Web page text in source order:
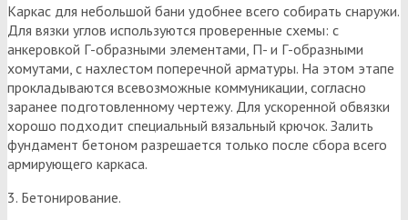
Каркас для небольшой бани удобнее всего собирать снаружи.
Для вязки углов используются проверенные схемы: с
анкеровкой Г-образными элементами, П- и Г-образными
хомутами, с нахлестом поперечной арматуры. На этом этапе
прокладываются всевозможные коммуникации, согласно
заранее подготовленному чертежу. Для ускоренной обвязки
хорошо подходит специальный вязальный крючок. Залить
фундамент бетоном разрешается только после сбора всего
армирующего каркаса.
3. Бетонирование.